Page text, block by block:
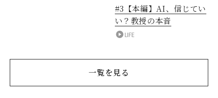
#3【本編】AI、信じてい
い？教授の本音
LIFE
一覧を見る